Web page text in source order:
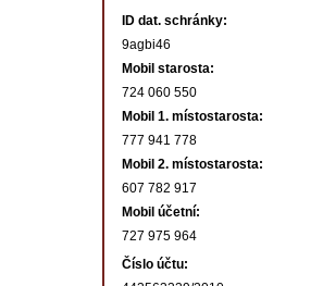
ID dat. schránky:
9agbi46
Mobil starosta:
724 060 550
Mobil 1. místostarosta:
777 941 778
Mobil 2. místostarosta:
607 782 917
Mobil účetní:
727 975 964
Číslo účtu: